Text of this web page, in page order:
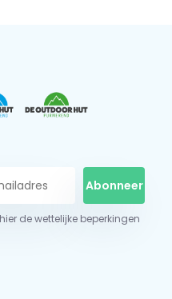
Abonneer
de wettelijke beperkingen